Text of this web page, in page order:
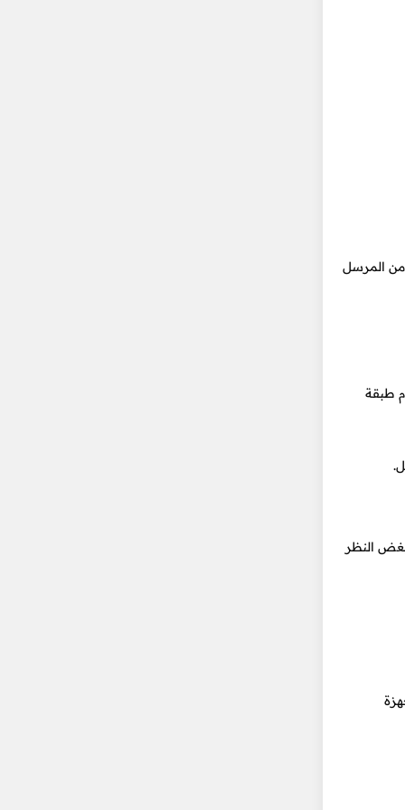
المرسل
طبقة
النظر